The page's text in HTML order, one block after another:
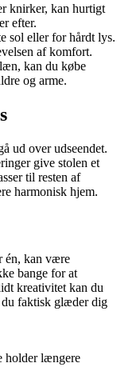
knirker, kan hurtigt
efter.
sol eller for hårdt lys.
af komfort.
kan du købe
og arme.
ud over udseendet.
give stolen et
til resten af
harmonisk hjem.
én, kan være
bange for at
kreativitet kan du
du faktisk glæder dig
holder længere